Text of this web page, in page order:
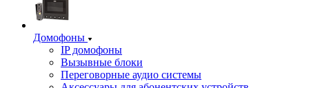
Домофоны
IP домофоны
Вызывные блоки
Переговорные аудио системы